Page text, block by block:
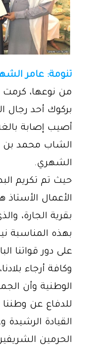
تنومة: عامر
من نوعها، كرمت
بركوك أحد رجال
أصيب إصابة
الشاب محمد بن
الشهري.
حيث تم تكريم
الأعمال
بقرية الجارة،
بهذه المناسبة
على دور قواتنا
وكافة أرجاء
الوطنية وأن
للدفاع عن وطننا
القيادة
الحرمين